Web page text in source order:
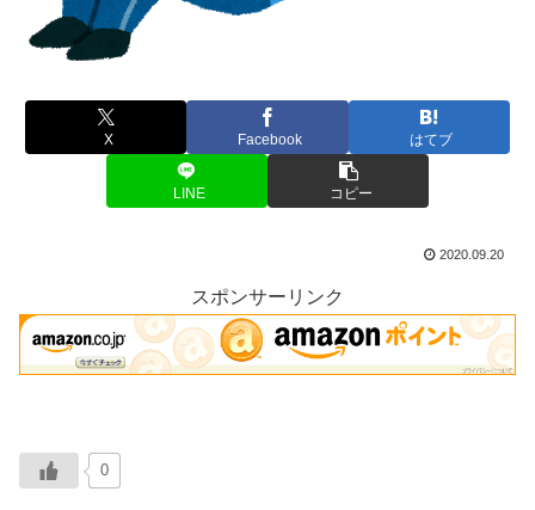
X Facebook はてブ
LINE コピー
2020.09.20
スポンサーリンク
0